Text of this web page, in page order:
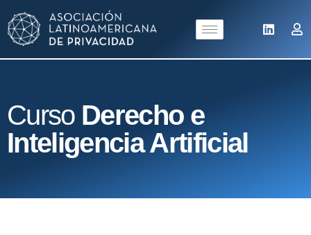
Curso Derecho e
Inteligencia Artificial